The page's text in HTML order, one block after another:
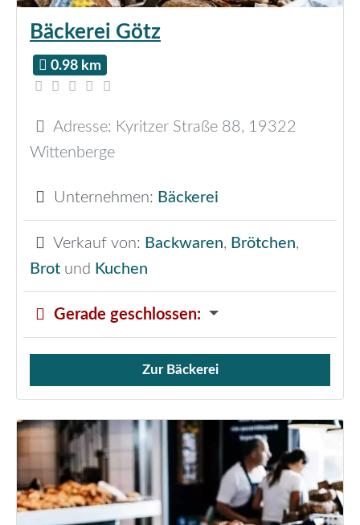
Bäckerei Götz
0.98 km
Adresse: Kyritzer Straße 88, 19322
Wittenberge
Unternehmen: Bäckerei
Verkauf von: Backwaren, Brötchen,
Brot und Kuchen
Gerade geschlossen:
Verkauf von Brötchen,
Zur Bäckerei